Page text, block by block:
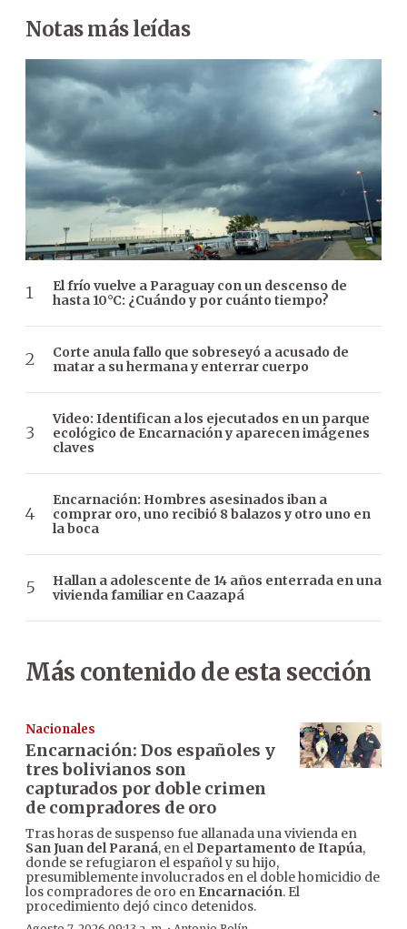
Notas más leídas
El frío vuelve a Paraguay con un descenso de
hasta 10°C: ¿Cuándo y por cuánto tiempo?
Corte anula fallo que sobreseyó a acusado de
matar a su hermana y enterrar cuerpo
Video: Identifican a los ejecutados en un parque
ecológico de Encarnación y aparecen imágenes
claves
Encarnación: Hombres asesinados iban a
comprar oro, uno recibió 8 balazos y otro uno en
la boca
Hallan a adolescente de 14 años enterrada en una
vivienda familiar en Caazapá
Más contenido de esta sección
Nacionales
Encarnación: Dos españoles y
tres bolivianos son
capturados por doble crimen
de compradores de oro
Tras horas de suspenso fue allanada una vivienda en
San Juan del Paraná, en el Departamento de Itapúa,
donde se refugiaron el español y su hijo,
presumiblemente involucrados en el doble homicidio de
los compradores de oro en Encarnación. El
procedimiento dejó cinco detenidos.